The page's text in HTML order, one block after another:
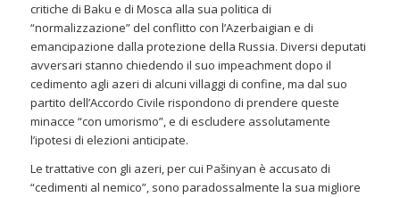
critiche di Baku e di Mosca alla sua politica di
“normalizzazione” del conflitto con l’Azerbaigian e di
emancipazione dalla protezione della Russia. Diversi deputati
avversari stanno chiedendo il suo impeachment dopo il
cedimento agli azeri di alcuni villaggi di confine, ma dal suo
partito dell’Accordo Civile rispondono di prendere queste
minacce “con umorismo”, e di escludere assolutamente
l’ipotesi di elezioni anticipate.
Le trattative con gli azeri, per cui Pašinyan è accusato di
“cedimenti al nemico”, sono paradossalmente la sua migliore